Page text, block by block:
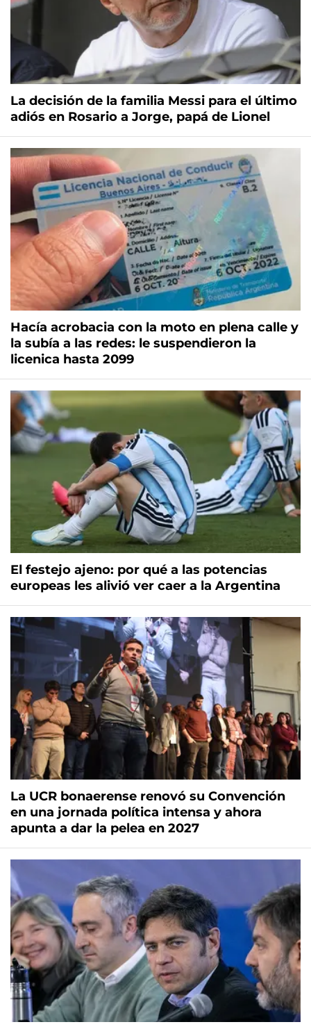
La decisión de la familia Messi para el último
adiós en Rosario a Jorge, papá de Lionel
Hacía acrobacia con la moto en plena calle y
la subía a las redes: le suspendieron la
licenica hasta 2099
El festejo ajeno: por qué a las potencias
europeas les alivió ver caer a la Argentina
La UCR bonaerense renovó su Convención
en una jornada política intensa y ahora
apunta a dar la pelea en 2027